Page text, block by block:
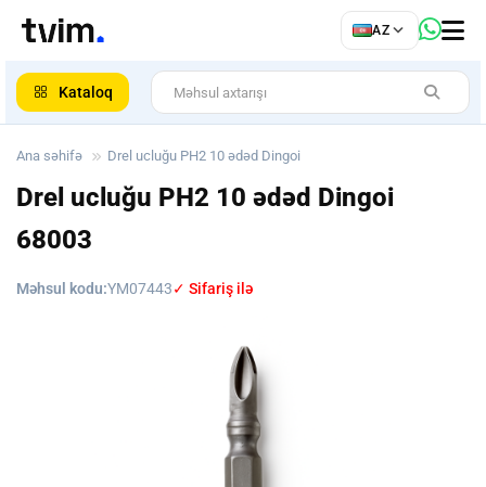
AZ
Kataloq
Ana səhifə Drel ucluğu PH2 10 ədəd Dingoi
Drel ucluğu PH2 10 ədəd Dingoi
68003
Məhsul kodu:YM07443✓ Sifariş ilə